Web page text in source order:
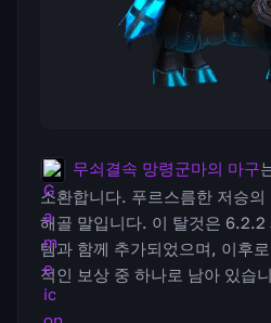
무쇠결속 망령군마의 마구
소환합니다. 푸르스름한 저승
해골 말입니다. 이 탈것은 6.2.2
템과 함께 추가되었으며, 이후
적인 보상 중 하나로 남아 있습